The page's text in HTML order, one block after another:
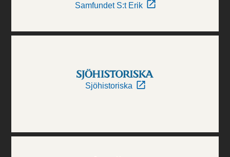
Samfundet S:t Erik
Sjöhistoriska